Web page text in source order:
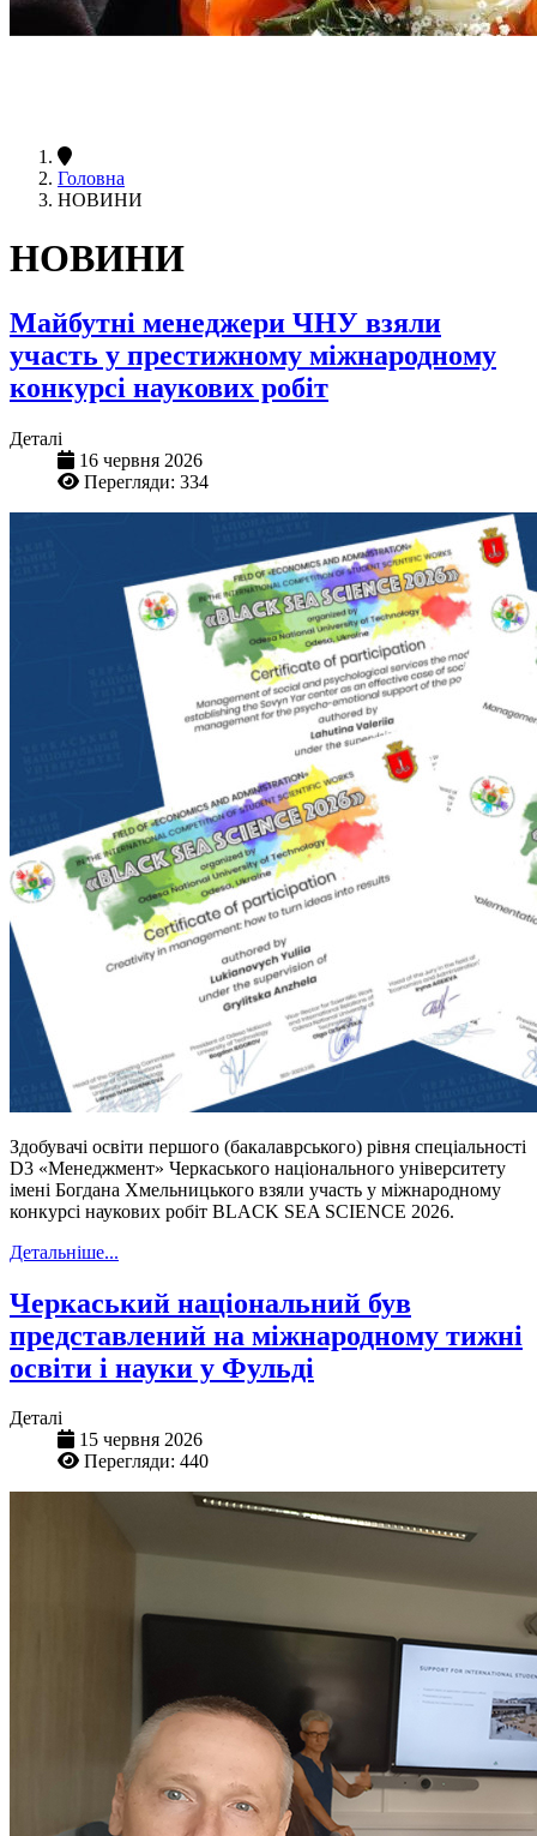
Головна
НОВИНИ
НОВИНИ
Майбутні менеджери ЧНУ взяли
участь у престижному міжнародному
конкурсі наукових робіт
Деталі
16 червня 2026
Перегляди: 334
Здобувачі освіти першого (бакалаврського) рівня спеціальності
D3 «Менеджмент» Черкаського національного університету
імені Богдана Хмельницького взяли участь у міжнародному
конкурсі наукових робіт BLACK SEA SCIENCE 2026.
Детальніше...
Черкаський національний був
представлений на міжнародному тижні
освіти і науки у Фульді
Деталі
15 червня 2026
Перегляди: 440